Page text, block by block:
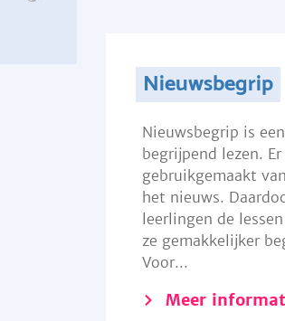
Nieuwsbegrip
Nieuwsbegrip is
begrijpend lezen.
gebruikgemaakt
het nieuws.
leerlingen de
ze gemakkelijker
Voor...
Meer